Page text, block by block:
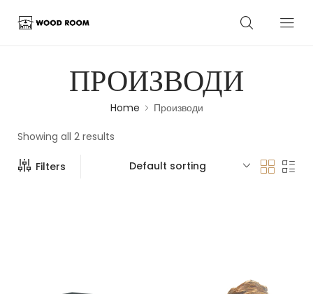
ПРОИЗВОДИ
Home Производи
Showing all 2 results
Filters Default sorting